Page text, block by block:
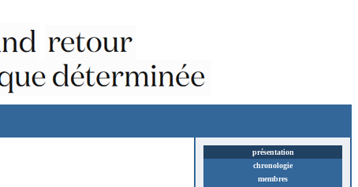
présentation
chronologie
membres